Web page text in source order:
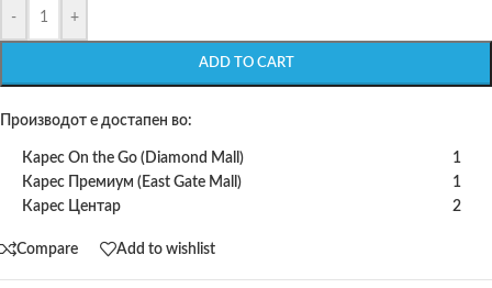
- +
ADD TO CART
Производот е достапен во:
Карес On the Go (Diamond Mall)
1
Карес Премиум (East Gate Mall)
1
Карес Центар
2
Compare Add to wishlist